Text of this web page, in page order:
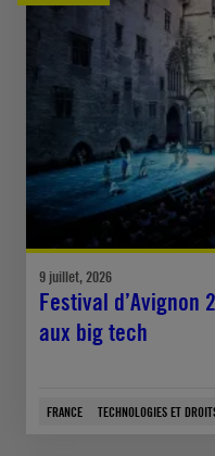
9 juillet, 2026
Festival d’Avignon
aux big tech
FRANCE TECHNOLOGIES ET